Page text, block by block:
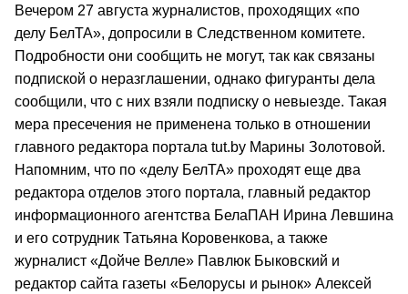
Вечером 27 августа журналистов, проходящих «по
делу БелТА», допросили в Следственном комитете.
Подробности они сообщить не могут, так как связаны
подпиской о неразглашении, однако фигуранты дела
сообщили, что с них взяли подписку о невыезде. Такая
мера пресечения не применена только в отношении
главного редактора портала tut.by Марины Золотовой.
Напомним, что по «делу БелТА» проходят еще два
редактора отделов этого портала, главный редактор
информационного агентства БелаПАН Ирина Левшина
и его сотрудник Татьяна Коровенкова, а также
журналист «Дойче Велле» Павлюк Быковский и
редактор сайта газеты «Белорусы и рынок» Алексей